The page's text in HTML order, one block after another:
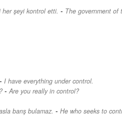
şeyi kontrol etti. - The government of
- I have everything under control.
- Are you really in control?
barış bulamaz. - He who seeks to